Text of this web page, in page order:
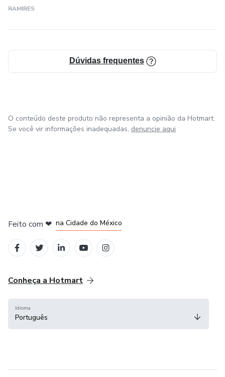
13. COBERTURA/PROTEÇÃO DOS FRUTOS
14. COLHEITA E PÓS-COLHEITA
15. COMERCIALIZAÇÃO: MERCADO INTERNO E
EXTERNO
RAMIRES
Dúvidas frequentes
O conteúdo deste produto não representa a opinião da Hotmart.
Se você vir informações inadequadas, denuncie aqui
Feito com ❤ na Cidade do México
Conheça a Hotmart
Idioma
Português